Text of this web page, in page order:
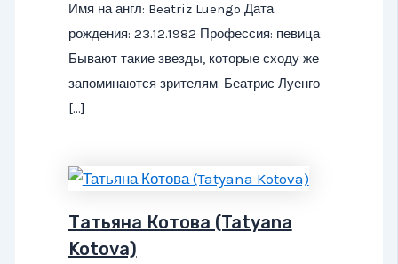
Имя на англ: Beatriz Luengo Дата
рождения: 23.12.1982 Профессия: певица
Бывают такие звезды, которые сходу же
запоминаются зрителям. Беатрис Луенго
[…]
Татьяна Котова (Tatyana
Kotova)